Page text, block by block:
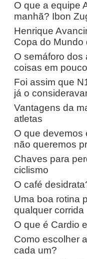
O que a equipe
manhã? Ibon
Henrique
Copa do Mundo
O semáforo dos
coisas em
Foi assim que
já o
Vantagens da
atletas
O que devemos
não queremos
Chaves para
ciclismo
O café
Uma boa rotina
qualquer corrida
O que é Cardio
Como escolher
cada um?